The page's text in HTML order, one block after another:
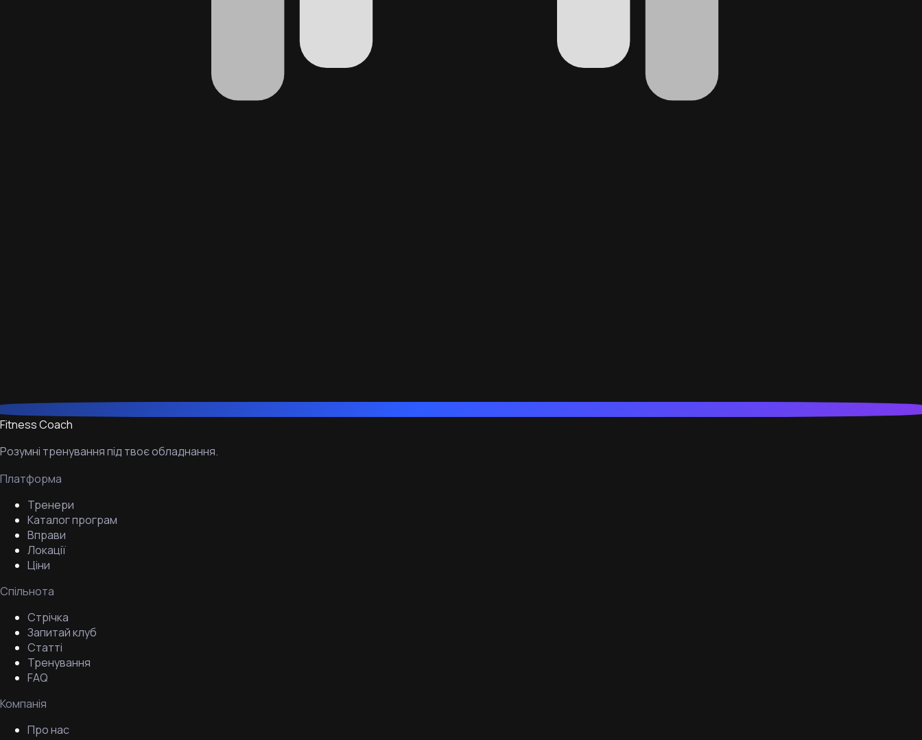
Fitness Coach
Розумні тренування під твоє обладнання.
Платформа
Тренери
Каталог програм
Вправи
Локації
Ціни
Спільнота
Стрічка
Запитай клуб
Статті
Тренування
FAQ
Компанія
Про нас